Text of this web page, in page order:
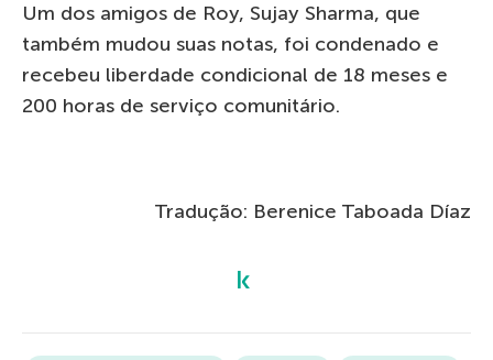
Um dos amigos de Roy, Sujay Sharma, que
também mudou suas notas, foi condenado e
recebeu liberdade condicional de 18 meses e
200 horas de serviço comunitário.
Tradução: Berenice Taboada Díaz